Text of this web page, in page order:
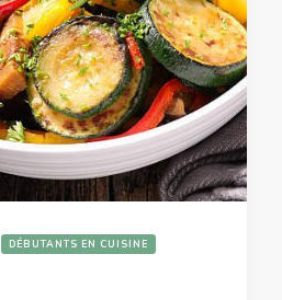
DÉBUTANTS EN CUISINE